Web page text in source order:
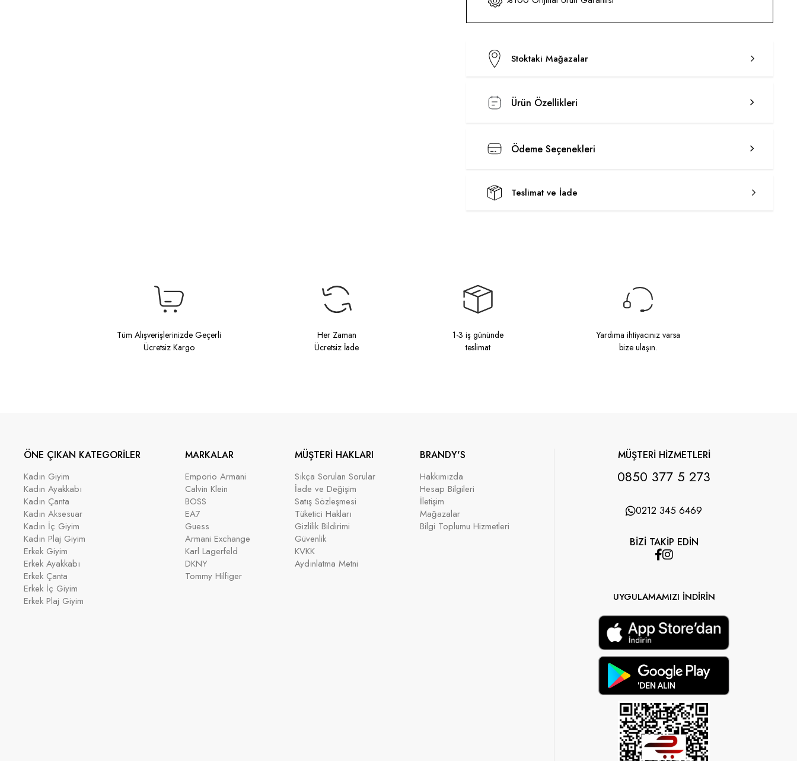
Stoktaki Mağazalar
Ürün Özellikleri
Ödeme Seçenekleri
Teslimat ve İade
Tüm Alışverişlerinizde Geçerli
Ücretsiz Kargo
Her Zaman
Ücretsiz İade
1-3 iş gününde
teslimat
Yardıma ihtiyacınız varsa
bize ulaşın.
ÖNE ÇIKAN KATEGORİLER
Kadın Giyim
Kadın Ayakkabı
Kadın Çanta
Kadın Aksesuar
Kadın İç Giyim
Kadın Plaj Giyim
Erkek Giyim
Erkek Ayakkabı
Erkek Çanta
Erkek İç Giyim
Erkek Plaj Giyim
MARKALAR
Emporio Armani
Calvin Klein
BOSS
EA7
Guess
Armani Exchange
Karl Lagerfeld
DKNY
Tommy Hilfiger
MÜŞTERİ HAKLARI
Sıkça Sorulan Sorular
İade ve Değişim
Satış Sözleşmesi
Tüketici Hakları
Gizlilik Bildirimi
Güvenlik
KVKK
Aydınlatma Metni
BRANDY'S
Hakkımızda
Hesap Bilgileri
İletişim
Mağazalar
Bilgi Toplumu Hizmetleri
MÜŞTERİ HİZMETLERİ
0850 377 5 273
0212 345 6469
BİZİ TAKİP EDİN
UYGULAMAMIZI İNDİRİN